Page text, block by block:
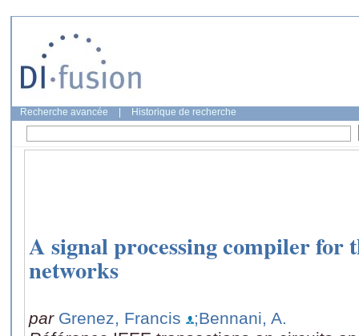
Recherche avancée Historique de recherche
A signal processing compiler for
networks
par Grenez, Francis
;Bennani, A.